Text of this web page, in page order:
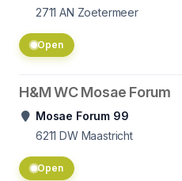
2711 AN Zoetermeer
Open
H&M WC Mosae Forum
Mosae Forum 99
6211 DW Maastricht
Open